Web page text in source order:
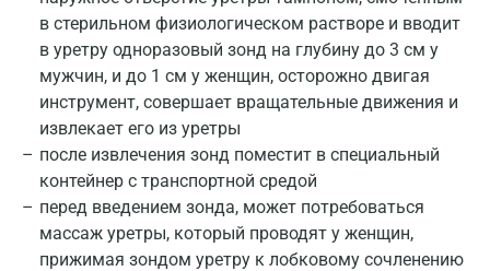
в стерильном физиологическом растворе и вводит
в уретру одноразовый зонд на глубину до 3 см у
мужчин, и до 1 см у женщин, осторожно двигая
инструмент, совершает вращательные движения и
извлекает его из уретры
после извлечения зонд поместит в специальный
контейнер с транспортной средой
перед введением зонда, может потребоваться
массаж уретры, который проводят у женщин,
прижимая зондом уретру к лобковому сочленению
Москва
Санкт-Петербург
Нижний Новгород
Казань
Альметьевск